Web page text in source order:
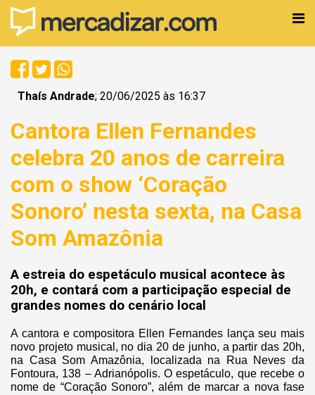
Thaís Andrade; 20/06/2025 às 16:37
Cantora Ellen Fernandes
celebra 20 anos de carreira
com o show ‘Coração
Sonoro’ nesta sexta, na Casa
Som Amazônia
A estreia do espetáculo musical acontece às
20h, e contará com a participação especial de
grandes nomes do cenário local
A cantora e compositora Ellen Fernandes lança seu mais
novo projeto musical, no dia 20 de junho, a partir das 20h,
na Casa Som Amazônia, localizada na Rua Neves da
Fontoura, 138 – Adrianópolis. O espetáculo, que recebe o
nome de “Coração Sonoro”, além de marcar a nova fase